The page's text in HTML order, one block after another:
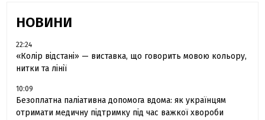
НОВИНИ
22:24
«Колір відстані» — виставка, що говорить мовою кольору,
нитки та лінії
10:09
Безоплатна паліативна допомога вдома: як українцям
отримати медичну підтримку під час важкої хвороби